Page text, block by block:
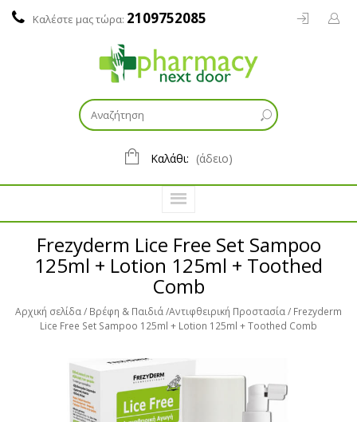
Καλέστε μας τώρα: 2109752085
Καλάθι: (άδειο)
Frezyderm Lice Free Set Sampoo
125ml + Lotion 125ml + Toothed
Comb
Αρχική σελίδα Βρέφη & Παιδιά Αντιφθειρική Προστασία
Frezyderm
Lice Free Set Sampoo 125ml + Lotion 125ml + Toothed Comb